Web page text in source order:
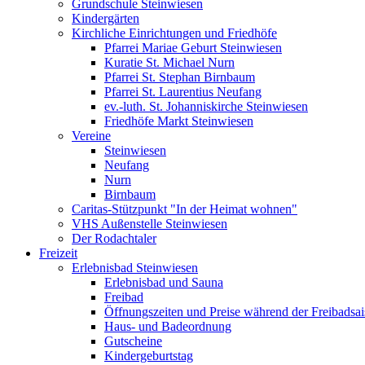
Grundschule Steinwiesen
Kindergärten
Kirchliche Einrichtungen und Friedhöfe
Pfarrei Mariae Geburt Steinwiesen
Kuratie St. Michael Nurn
Pfarrei St. Stephan Birnbaum
Pfarrei St. Laurentius Neufang
ev.-luth. St. Johanniskirche Steinwiesen
Friedhöfe Markt Steinwiesen
Vereine
Steinwiesen
Neufang
Nurn
Birnbaum
Caritas-Stützpunkt "In der Heimat wohnen"
VHS Außenstelle Steinwiesen
Der Rodachtaler
Freizeit
Erlebnisbad Steinwiesen
Erlebnisbad und Sauna
Freibad
Öffnungszeiten und Preise während der
Haus- und Badeordnung
Gutscheine
Kindergeburtstag